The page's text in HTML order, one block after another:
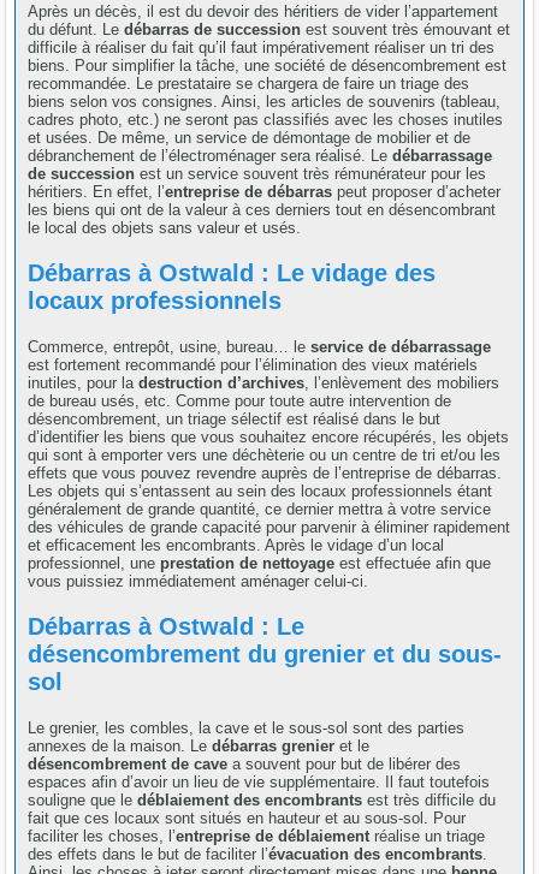
Après un décès, il est du devoir des héritiers de vider l’appartement
du défunt. Ledébarras de succession est souvent très émouvant et
difficile à réaliser du fait qu’il faut impérativement réaliser un tri des
biens. Pour simplifier la tâche, une société de désencombrement est
recommandée. Le prestataire se chargera de faire un triage des
biens selon vos consignes. Ainsi, les articles de souvenirs (tableau,
cadres photo, etc.) ne seront pas classifiés avec les choses inutiles
et usées. De même, un service de démontage de mobilier et de
débranchement de l’électroménager sera réalisé. Ledébarrassage
de succession est un service souvent très rémunérateur pour les
héritiers. En effet, l’entreprise de débarras peut proposer d’acheter
les biens qui ont de la valeur à ces derniers tout en désencombrant
le local des objets sans valeur et usés.
Débarras à Ostwald : Le vidage des
locaux professionnels
Commerce, entrepôt, usine, bureau… leservice de débarrassage
est fortement recommandé pour l’élimination des vieux matériels
inutiles, pour ladestruction d’archives , l’enlèvement des mobiliers
de bureau usés, etc. Comme pour toute autre intervention de
désencombrement, un triage sélectif est réalisé dans le but
d’identifier les biens que vous souhaitez encore récupérés, les objets
qui sont à emporter vers une déchèterie ou un centre de tri et/ou les
effets que vous pouvez revendre auprès de l’entreprise de débarras.
Les objets qui s’entassent au sein des locaux professionnels étant
généralement de grande quantité, ce dernier mettra à votre service
des véhicules de grande capacité pour parvenir à éliminer rapidement
et efficacement les encombrants. Après le vidage d’un local
professionnel, une prestation de nettoyage est effectuée afin que
vous puissiez immédiatement aménager celui-ci.
Débarras à Ostwald : Le
désencombrement du grenier et du sous-
sol
Le grenier, les combles, la cave et le sous-sol sont des parties
annexes de la maison. Ledébarras grenier et le
désencombrement de cave a souvent pour but de libérer des
espaces afin d’avoir un lieu de vie supplémentaire. Il faut toutefois
souligne que ledéblaiement des encombrants est très difficile du
fait que ces locaux sont situés en hauteur et au sous-sol. Pour
faciliter les choses, l’entreprise de déblaiement réalise un triage
des effets dans le but de faciliter l’évacuation des encombrants